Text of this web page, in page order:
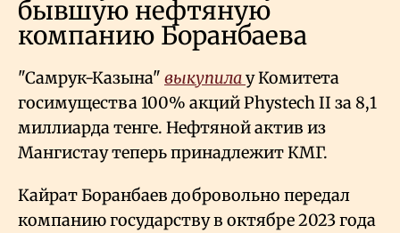
бывшую нефтяную
компанию Боранбаева
"Самрук-Казына" выкупилау Комитета
госимущества 100% акций Phystech II за 8,1
миллиарда тенге. Нефтяной актив из
Мангистау теперь принадлежит КМГ.
Кайрат Боранбаев добровольно передал
компанию государству в октябре 2023 года